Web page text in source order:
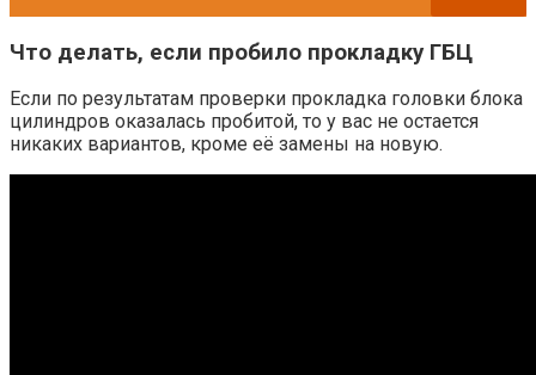
Что делать, если пробило прокладку ГБЦ
Если по результатам проверки прокладка головки блока
цилиндров оказалась пробитой, то у вас не остается
никаких вариантов, кроме её замены на новую.